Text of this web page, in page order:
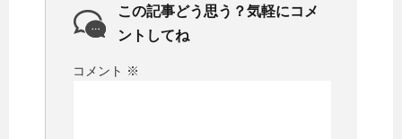
この記事どう思う？気軽にコメ
ントしてね
コメント ※